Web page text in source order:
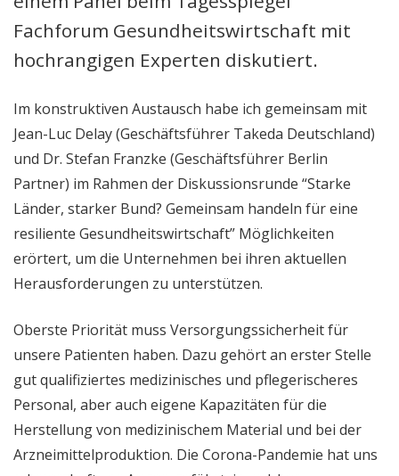
Fachforum Gesundheitswirtschaft mit
hochrangigen Experten diskutiert.
Im konstruktiven Austausch habe ich gemeinsam mit
Jean-Luc Delay (Geschäftsführer Takeda Deutschland)
und Dr. Stefan Franzke (Geschäftsführer Berlin
Partner) im Rahmen der Diskussionsrunde “Starke
Länder, starker Bund? Gemeinsam handeln für eine
resiliente Gesundheitswirtschaft” Möglichkeiten
erörtert, um die Unternehmen bei ihren aktuellen
Herausforderungen zu unterstützen.
Oberste Priorität muss Versorgungssicherheit für
unsere Patienten haben. Dazu gehört an erster Stelle
gut qualifiziertes medizinisches und pflegerischeres
Personal, aber auch eigene Kapazitäten für die
Herstellung von medizinischem Material und bei der
Arzneimittelproduktion. Die Corona-Pandemie hat uns